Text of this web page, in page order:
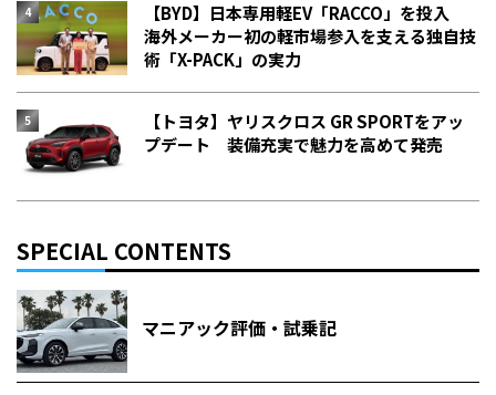
【BYD】日本専用軽EV「RACCO」を投入
海外メーカー初の軽市場参入を支える独自技
術「X-PACK」の実力
【トヨタ】ヤリスクロス GR SPORTをアッ
プデート 装備充実で魅力を高めて発売
SPECIAL CONTENTS
マニアック評価・試乗記